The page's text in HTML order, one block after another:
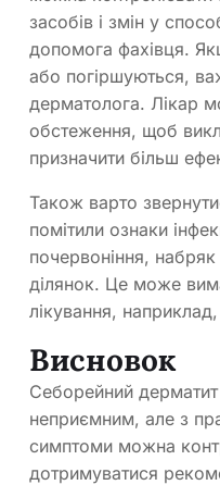
засобів і змін у
допомога фахівця.
або погіршуються,
дерматолога. Лікар
обстеження, щоб
призначити більш
Також варто
помітили ознаки
почервоніння,
ділянок. Це може
лікування, наприклад,
Висновок
Себорейний
неприємним, але з
симптоми можна
дотримуватися